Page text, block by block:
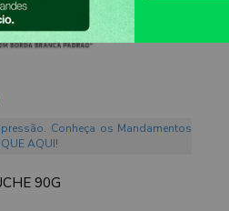
Conheça os Mandamentos
AQUI!
90G